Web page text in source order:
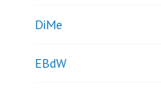
DiMe
EBdW